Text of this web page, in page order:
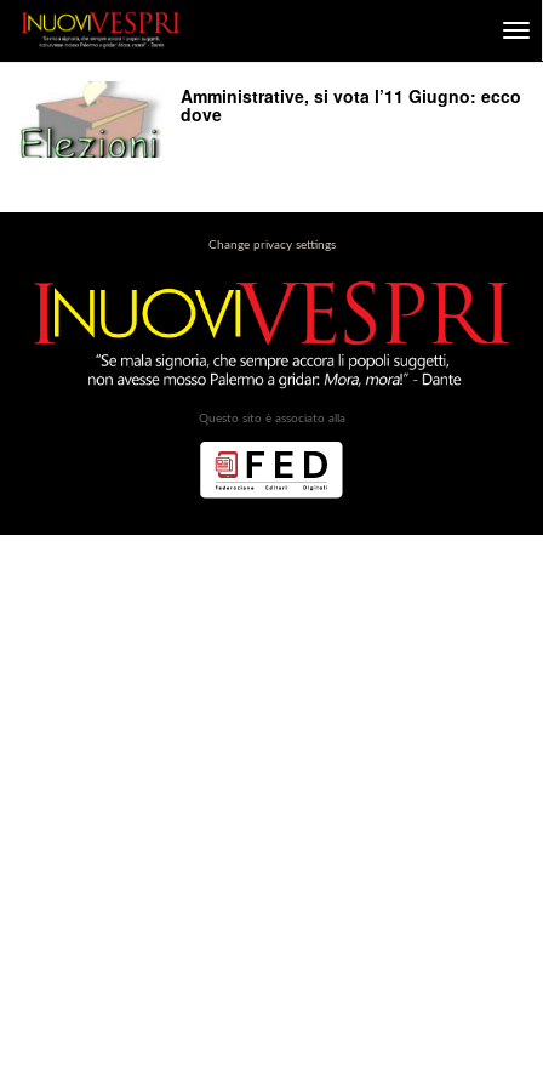
Amministrative, si vota l’11 Giugno: ecco
dove
Change privacy settings
Questo sito è associato alla